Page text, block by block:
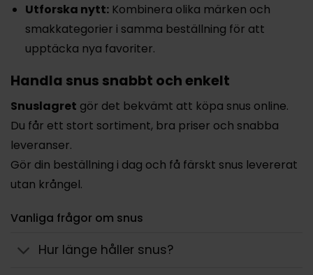
Utforska nytt:Kombinera olika märken och
smakkategorier i samma beställning för att
upptäcka nya favoriter.
Handla snus snabbt och enkelt
Snuslagret gör det bekvämt att köpa snus online.
Du får ett stort sortiment, bra priser och snabba
leveranser.
Gör din beställning i dag och få färskt snus levererat
utan krångel.
Vanliga frågor om snus
Hur länge håller snus?